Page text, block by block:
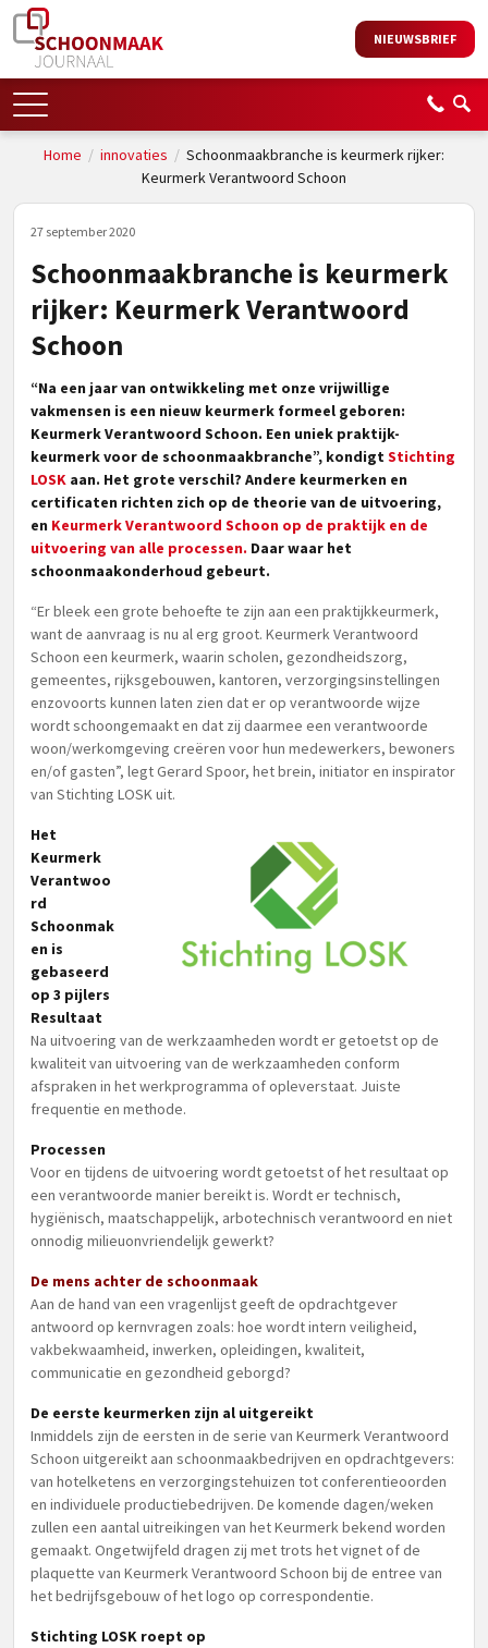
NIEUWSBRIEF
Home / innovaties / Schoonmaakbranche is keurmerk rijker:
Keurmerk Verantwoord Schoon
27 september 2020
Schoonmaakbranche is keurmerk
rijker: Keurmerk Verantwoord
Schoon
“Na een jaar van ontwikkeling met onze vrijwillige
vakmensen is een nieuw keurmerk formeel geboren:
Keurmerk Verantwoord Schoon. Een uniek praktijk-
keurmerk voor de schoonmaakbranche”, kondigt Stichting
LOSK aan. Het grote verschil? Andere keurmerken en
certificaten richten zich op de theorie van de uitvoering,
en Keurmerk Verantwoord Schoon op de praktijk en de
uitvoering van alle processen. Daar waar het
schoonmaakonderhoud gebeurt.
“Er bleek een grote behoefte te zijn aan een praktijkkeurmerk,
want de aanvraag is nu al erg groot. Keurmerk Verantwoord
Schoon een keurmerk, waarin scholen, gezondheidszorg,
gemeentes, rijksgebouwen, kantoren, verzorgingsinstellingen
enzovoorts kunnen laten zien dat er op verantwoorde wijze
wordt schoongemaakt en dat zij daarmee een verantwoorde
woon/werkomgeving creëren voor hun medewerkers, bewoners
en/of gasten”, legt Gerard Spoor, het brein, initiator en inspirator
van Stichting LOSK uit.
Het
Keurmerk
Verantwoo
rd
Schoonmak
en is
gebaseerd
op 3 pijlers
Resultaat
Na uitvoering van de werkzaamheden wordt er getoetst op de
kwaliteit van uitvoering van de werkzaamheden conform
afspraken in het werkprogramma of opleverstaat. Juiste
frequentie en methode.
Processen
Voor en tijdens de uitvoering wordt getoetst of het resultaat op
een verantwoorde manier bereikt is. Wordt er technisch,
hygiënisch, maatschappelijk, arbotechnisch verantwoord en niet
onnodig milieuonvriendelijk gewerkt?
De mens achter de schoonmaak
Aan de hand van een vragenlijst geeft de opdrachtgever
antwoord op kernvragen zoals: hoe wordt intern veiligheid,
vakbekwaamheid, inwerken, opleidingen, kwaliteit,
communicatie en gezondheid geborgd?
De eerste keurmerken zijn al uitgereikt
Inmiddels zijn de eersten in de serie van Keurmerk Verantwoord
Schoon uitgereikt aan schoonmaakbedrijven en opdrachtgevers:
van hotelketens en verzorgingstehuizen tot conferentieoorden
en individuele productiebedrijven. De komende dagen/weken
zullen een aantal uitreikingen van het Keurmerk bekend worden
gemaakt. Ongetwijfeld dragen zij met trots het vignet of de
plaquette van Keurmerk Verantwoord Schoon bij de entree van
het bedrijfsgebouw of het logo op correspondentie.
Stichting LOSK roept op